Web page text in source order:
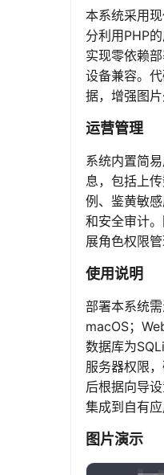
本系统采用
分利用PHP
实现零依赖
设备兼容。
据，增强图
运营管理
系统内置简
息，包括上
例、鉴黄敏
和安全审计
展角色权限
使用说明
部署本系统
macOS；
数据库为
服务器权限
后根据向导
集成到自有应
图片演示